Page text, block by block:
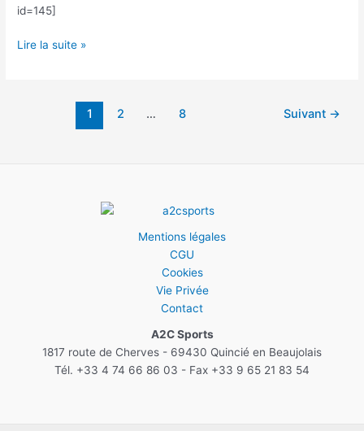
id=145]
Nissan
Lire la suite »
1 2 … 8 Suivant →
Mentions légales
CGU
Cookies
Vie Privée
Contact
A2C Sports
1817 route de Cherves - 69430 Quincié en Beaujolais
Tél. +33 4 74 66 86 03 - Fax +33 9 65 21 83 54